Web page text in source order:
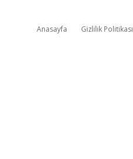
Anasayfa Gizlilik Politikası